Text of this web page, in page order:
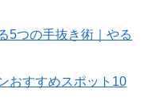
5つの手抜き術｜やる
おすすめスポット10